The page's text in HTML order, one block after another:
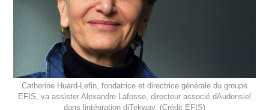
Catherine Huard-Lefin, fondatrice et directrice générale du groupe
EFIS, va assister Alexandre Lafosse, directeur associé dAudensiel
dans lintégration diTekway. (Crédit EFIS)